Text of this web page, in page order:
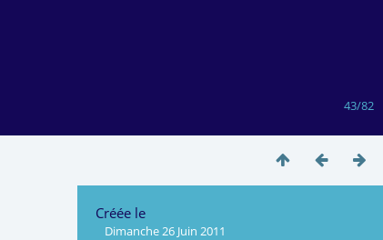
43/82
Créée le
Dimanche 26 Juin 2011